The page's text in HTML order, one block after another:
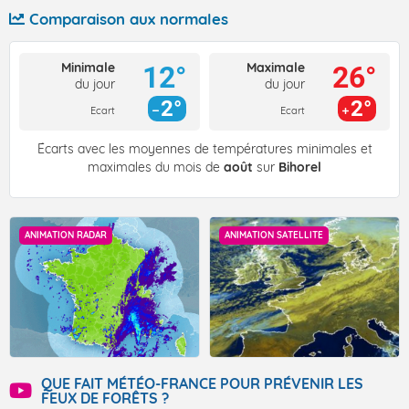
Comparaison aux normales
Minimale
du jour
Ecart
12°
2°
Maximale
du jour
Ecart
26°
2°
Écarts avec les moyennes de températures minimales et
maximales du mois de août sur Bihorel
ANIMATION RADAR ANIMATION SATELLITE
QUE FAIT MÉTÉO-FRANCE POUR PRÉVENIR LES
FEUX DE FORÊTS ?